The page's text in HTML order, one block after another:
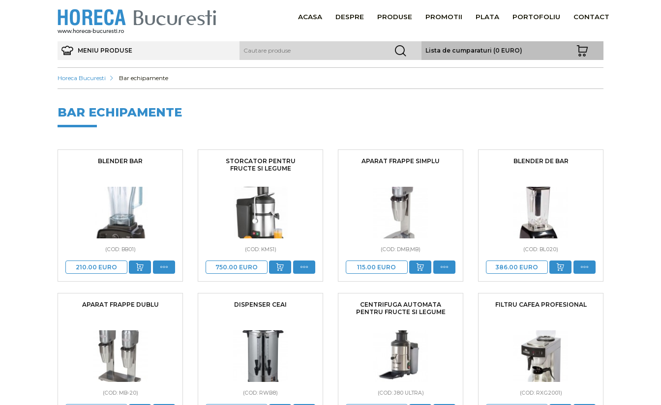
ACASA DESPRE PRODUSE PROMOTII PLATA PORTOFOLIU CONTACT
MENIU PRODUSE Lista de cumparaturi (0 EURO)
Horeca Bucuresti Bar echipamente
BAR ECHIPAMENTE
BLENDER BAR
(COD: BB01)
210.00 EURO
STORCATOR PENTRU
FRUCTE SI LEGUME
(COD: KMS1)
750.00 EURO
APARAT FRAPPE SIMPLU
(COD: DMB,MB)
115.00 EURO
BLENDER DE BAR
(COD: BL020)
386.00 EURO
APARAT FRAPPE DUBLU
(COD: MB-20)
DISPENSER CEAI
(COD: RWB8)
CENTRIFUGA AUTOMATA
PENTRU FRUCTE SI LEGUME
(COD: J80 ULTRA)
FILTRU CAFEA PROFESIONAL
(COD: RXG2001)